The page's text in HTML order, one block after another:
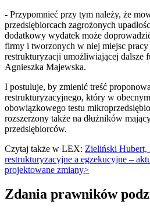
- Przypomnieć przy tym należy, że
przedsiębiorcach zagrożonych
dodatkowy wydatek może
firmy i tworzonych w niej miejsc pracy
restrukturyzacji umożliwiającej dalsze
Agnieszka Majewska.
I postuluje, by zmienić treść
restrukturyzacyjnego, który w obecnym
obowiązkowego testu
rozszerzony także na dłużników
przedsiębiorców.
Czytaj także w LEX: Zieliński Hubert,
restrukturyzacyjne a egzekucyjne –
projektowane zmiany>
Zdania prawników